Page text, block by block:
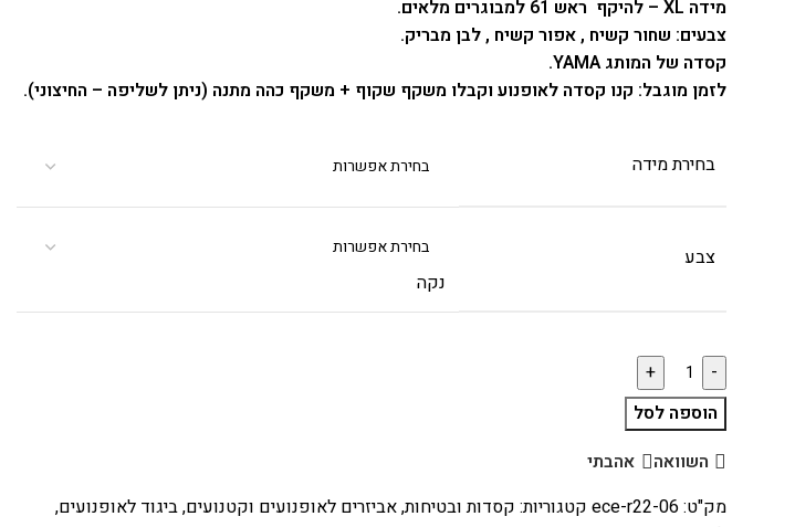
מידה XL – להיקף ראש 61 למבוגרים מלאים.
צבעים: שחור קשיח , אפור קשיח , לבן מבריק.
קסדה של המותג YAMA.
לזמן מוגבל: קנו קסדה לאופנוע וקבלו משקף שקוף + משקף כהה מתנה (ניתן לשליפה – החיצוני).
בחירת מידה
צבע
נקה
הוספה לסל
השוואה
אהבתי
מק"ט:ece-r22-06 קטגוריות: קסדות ובטיחות,אביזרים לאופנועים וקטנועים,ביגוד לאופנועים,